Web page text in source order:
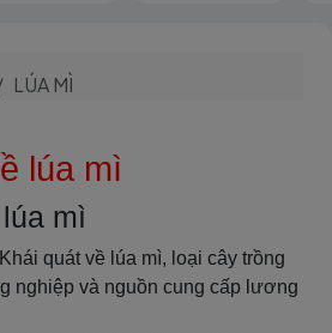
LÚA MÌ
lúa mì
mì
quát về lúa mì, loại cây trồng
nghiệp và nguồn cung cấp lương